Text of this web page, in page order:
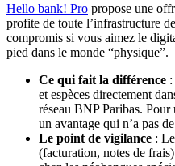
Hello bank! Pro propose une
profite de toute l’infrastructure
compromis si vous aimez le
pied dans le monde “physique”.
Ce qui fait la différence
et espèces directement
réseau BNP Paribas. Pour
un avantage qui n’a pas
Le point de vigilance :
(facturation, notes de